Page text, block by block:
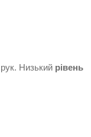
Низький рівень